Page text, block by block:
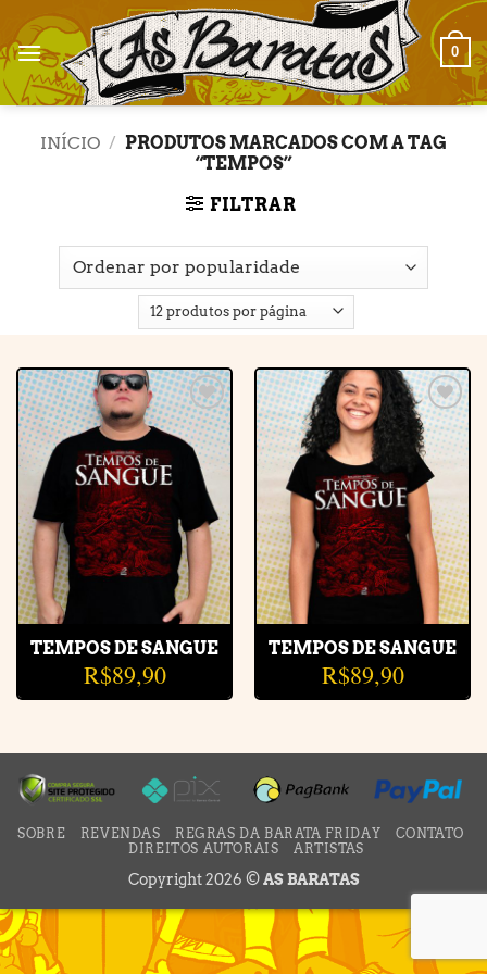
to
content
0
INÍCIO / PRODUTOS MARCADOS COM A TAG
“TEMPOS”
FILTRAR
Adicionar
à lista de
desejos
TEMPOS DE SANGUE
R$89,90
Adicionar
à lista de
desejos
TEMPOS DE SANGUE
R$89,90
SOBRE REVENDAS REGRAS DA BARATA FRIDAY
CONTATO
DIREITOS AUTORAIS
ARTISTAS
Copyright 2026 ©AS BARATAS